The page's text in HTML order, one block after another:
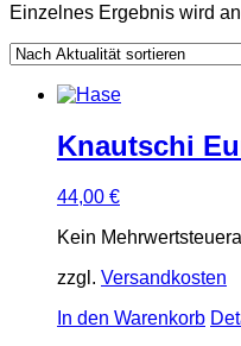
Einzelnes Ergebnis wird
Knautschi
44,00 €
Kein
zzgl. Versandkosten
In den Warenkorb